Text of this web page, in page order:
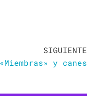
SIGUIENTE
«Miembras» y canes